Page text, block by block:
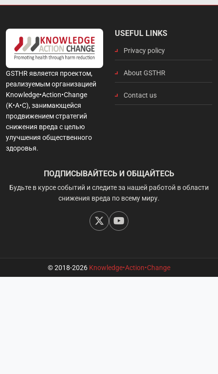
GSTHR является проектом,
реализуемым организацией
Knowledge•Action•Change
(K•A•C), занимающейся
продвижением стратегий
снижения вреда с целью
улучшения общественного
здоровья.
USEFUL LINKS
Privacy policy
About GSTHR
Contact us
ПОДПИСЫВАЙТЕСЬ И ОБЩАЙТЕСЬ
Будьте в курсе событий и следите за нашей работой в области
снижения вреда по всему миру.
© 2018-2026 Knowledge•Action•Change